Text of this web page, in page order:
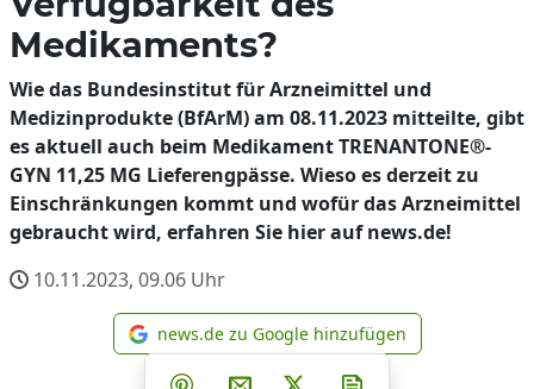
Medikaments?
Wie das Bundesinstitut für Arzneimittel und
Medizinprodukte (BfArM) am 08.11.2023 mitteilte, gibt
es aktuell auch beim Medikament TRENANTONE®-
GYN 11,25 MG Lieferengpässe. Wieso es derzeit zu
Einschränkungen kommt und wofür das Arzneimittel
gebraucht wird, erfahren Sie hier auf news.de!
10.11.2023, 09.06 Uhr
news.de zu Google
news.de zu Google hinzufügen
Teilen auf Facebook
Teilen auf Whatsapp
Teilen auf Telegram